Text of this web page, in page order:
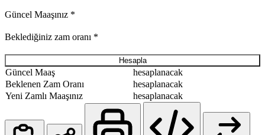
Güncel Maaşınız *
Beklediğiniz zam oranı *
Hesapla
Güncel Maaş
hesaplanacak
Beklenen Zam Oranı
hesaplanacak
Yeni Zamlı Maaşınız
hesaplanacak